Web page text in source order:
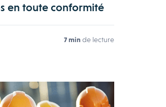
en toute conformité
7 min de lecture